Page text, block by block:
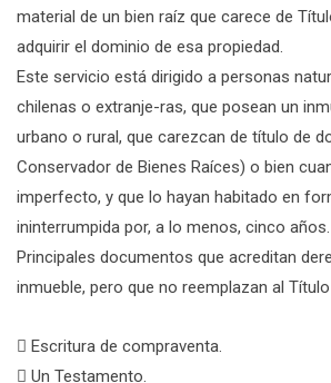
material de un bien raíz que carece de
adquirir el dominio de esa propiedad.
Este servicio está dirigido a personas
chilenas o extranje-ras, que posean un
urbano o rural, que carezcan de título de
Conservador de Bienes Raíces) o bien
imperfecto, y que lo hayan habitado en
ininterrumpida por, a lo menos, cinco años.
Principales documentos que acreditan
inmueble, pero que no reemplazan al
 Escritura de compraventa.
 Un Testamento.